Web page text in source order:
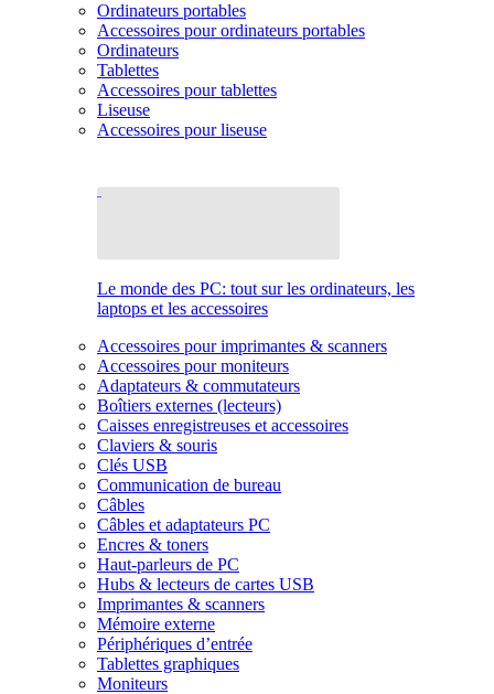
Ordinateurs portables
Accessoires pour ordinateurs portables
Ordinateurs
Tablettes
Accessoires pour tablettes
Liseuse
Accessoires pour liseuse
Le monde des PC: tout sur les ordinateurs, les
laptops et les accessoires
Accessoires pour imprimantes & scanners
Accessoires pour moniteurs
Adaptateurs & commutateurs
Boîtiers externes (lecteurs)
Caisses enregistreuses et accessoires
Claviers & souris
Clés USB
Communication de bureau
Câbles
Câbles et adaptateurs PC
Encres & toners
Haut-parleurs de PC
Hubs & lecteurs de cartes USB
Imprimantes & scanners
Mémoire externe
Périphériques d’entrée
Tablettes graphiques
Moniteurs